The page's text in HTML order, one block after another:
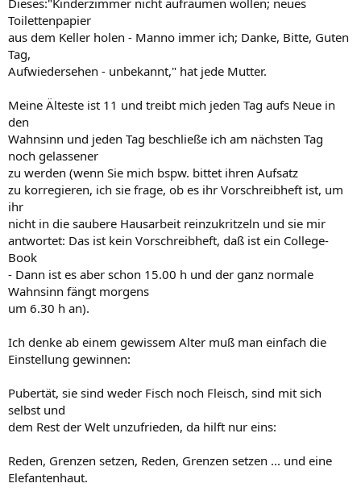
Dieses:"Kinderzimmer nicht aufräumen wollen; neues
Toilettenpapier
aus dem Keller holen - Manno immer ich; Danke, Bitte, Guten
Tag,
Aufwiedersehen - unbekannt," hat jede Mutter.
Meine Älteste ist 11 und treibt mich jeden Tag aufs Neue in
den
Wahnsinn und jeden Tag beschließe ich am nächsten Tag
noch gelassener
zu werden (wenn Sie mich bspw. bittet ihren Aufsatz
zu korregieren, ich sie frage, ob es ihr Vorschreibheft ist, um
ihr
nicht in die saubere Hausarbeit reinzukritzeln und sie mir
antwortet: Das ist kein Vorschreibheft, daß ist ein College-
Book
- Dann ist es aber schon 15.00 h und der ganz normale
Wahnsinn fängt morgens
um 6.30 h an).
Ich denke ab einem gewissem Alter muß man einfach die
Einstellung gewinnen:
Pubertät, sie sind weder Fisch noch Fleisch, sind mit sich
selbst und
dem Rest der Welt unzufrieden, da hilft nur eins:
Reden, Grenzen setzen, Reden, Grenzen setzen ... und eine
Elefantenhaut.